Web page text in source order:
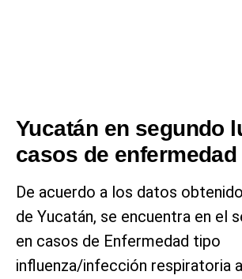
Yucatán en segundo
casos de enfermedad
De acuerdo a los datos
de Yucatán, se encuentra en el
en casos de Enfermedad tipo
influenza/infección respiratoria